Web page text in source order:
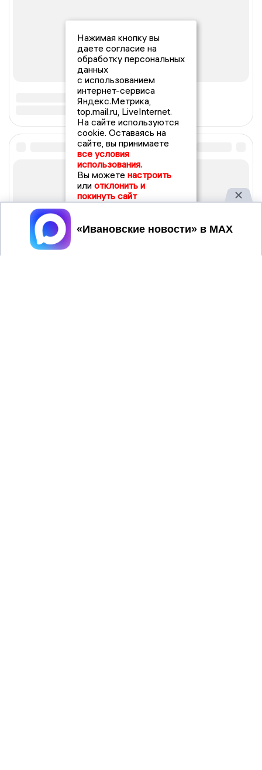
Нажимая кнопку вы
даете согласие на
обработку персональных
данных
с использованием
интернет-сервиса
Яндекс.Метрика,
top.mail.ru, LiveInternet.
На сайте используются
cookie. Оставаясь на
сайте, вы принимаете
все условия
использования.
Вы можете настроить
или отклонить и
покинуть сайт
Принять